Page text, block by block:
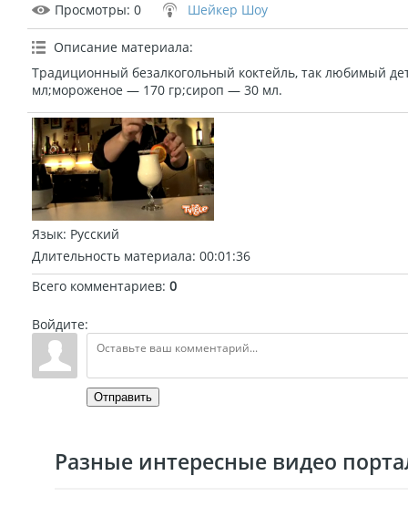
Просмотры: 0 Шейкер Шоу
Описание материала:
Традиционный безалкогольный коктейль, так любимый
мл;мороженое — 170 гр;сироп — 30 мл.
Язык: Русский
Длительность материала: 00:01:36
Всего комментариев: 0
Войдите:
Отправить
Разные интересные видео